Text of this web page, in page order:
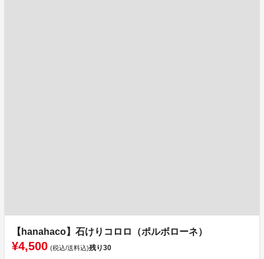
【hanahaco】石けりコロロ（ポルボローネ）
¥4,500 (税込/送料込)残り30